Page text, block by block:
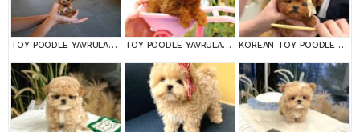
TOY POODLE YAVRULARIM TOY POODLE YAVRULARIM KOREAN TOY POODLE YAVRULARIM